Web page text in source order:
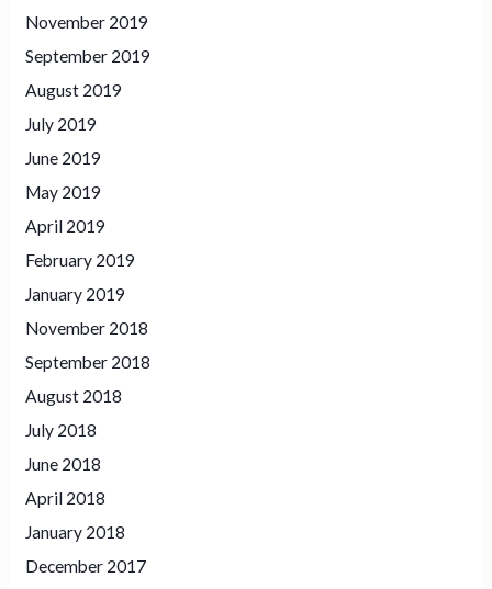
November 2019
September 2019
August 2019
July 2019
June 2019
May 2019
April 2019
February 2019
January 2019
November 2018
September 2018
August 2018
July 2018
June 2018
April 2018
January 2018
December 2017